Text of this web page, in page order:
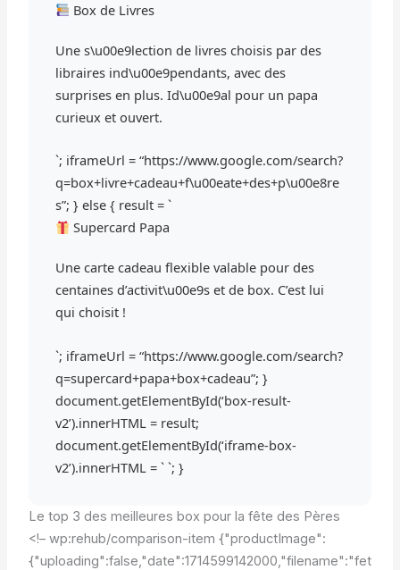
Box de Livres
Une s\u00e9lection de livres choisis par des
libraires ind\u00e9pendants, avec des
surprises en plus. Id\u00e9al pour un papa
curieux et ouvert.
`; iframeUrl = “https://www.google.com/search?
q=box+livre+cadeau+f\u00eate+des+p\u00e8re
s”; } else { result = `
Supercard Papa
Une carte cadeau flexible valable pour des
centaines d’activit\u00e9s et de box. C’est lui
qui choisit !
`; iframeUrl = “https://www.google.com/search?
q=supercard+papa+box+cadeau”; }
document.getElementById(‘box-result-
v2’).innerHTML = result;
document.getElementById(‘iframe-box-
v2’).innerHTML = ` `; }
Le top 3 des meilleures box pour la fête des Pères
<!– wp:rehub/comparison-item {"productImage":
{"uploading":false,"date":1714599142000,"filename":"fet